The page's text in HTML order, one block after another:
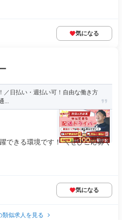
気になる
／日払い・週払い可！自由な働き方
...
できる環境です！ ＼ぜひご応募く
気になる
類似求人を見る